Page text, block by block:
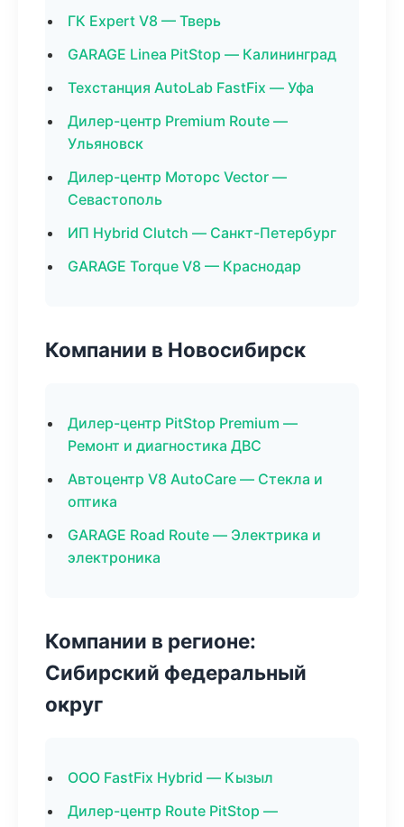
ГК Expert V8 — Тверь
GARAGE Linea PitStop — Калининград
Техстанция AutoLab FastFix — Уфа
Дилер-центр Premium Route —
Ульяновск
Дилер-центр Моторс Vector —
Севастополь
ИП Hybrid Clutch — Санкт-Петербург
GARAGE Torque V8 — Краснодар
Компании в Новосибирск
Дилер-центр PitStop Premium —
Ремонт и диагностика ДВС
Автоцентр V8 AutoCare — Стекла и
оптика
GARAGE Road Route — Электрика и
электроника
Компании в регионе:
Сибирский федеральный
округ
ООО FastFix Hybrid — Кызыл
Дилер-центр Route PitStop —